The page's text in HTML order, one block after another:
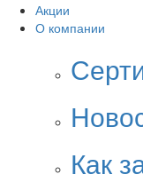
Акции
О компании
Как